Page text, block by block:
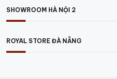
SHOWROOM HÀ NỘI 2
ROYAL STORE ĐÀ NẴNG